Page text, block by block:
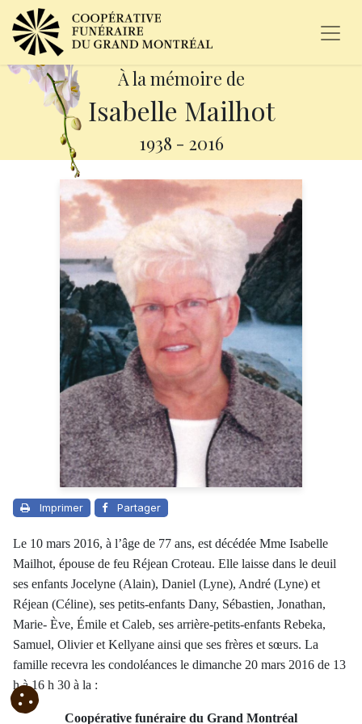
À la mémoire de
Isabelle Mailhot
1938 - 2016
Imprimer Partager
Le 10 mars 2016, à l’âge de 77 ans, est décédée Mme Isabelle
Mailhot, épouse de feu Réjean Croteau. Elle laisse dans le deuil
ses enfants Jocelyne (Alain), Daniel (Lyne), André (Lyne) et
Réjean (Céline), ses petits-enfants Dany, Sébastien, Jonathan,
Marie- Ève, Émile et Caleb, ses arrière-petits-enfants Rebeka,
Samuel, Olivier et Kellyane ainsi que ses frères et sœurs. La
famille recevra les condoléances le dimanche 20 mars 2016 de 13
h à 16 h 30 à la :
Coopérative funéraire du Grand Montréal